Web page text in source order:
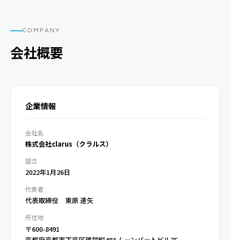
COMPANY
会社概要
企業情報
会社名
株式会社clarus（クラルス）
設立
2022年1月26日
代表者
代表取締役 東原 達矢
所在地
〒600-8491